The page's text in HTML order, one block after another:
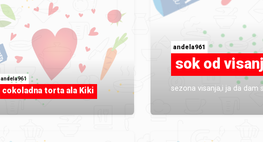
andela961
sok od
sezona visanja,i ja da dam
andela961
cokoladna torta ala Kiki